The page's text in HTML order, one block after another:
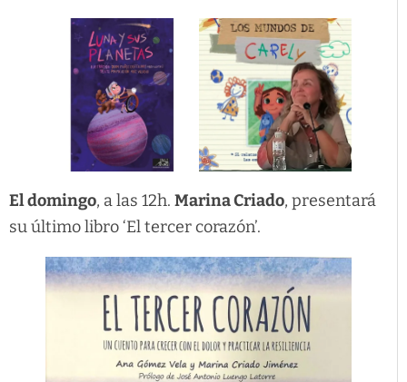
El domingo, a las 12h. Marina Criado, presentará
su último libro ‘El tercer corazón’.